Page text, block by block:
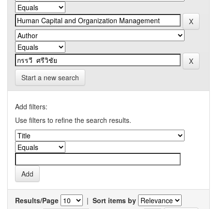
Start a new search
Add filters:
Use filters to refine the search results.
Results/Page | Sort items by